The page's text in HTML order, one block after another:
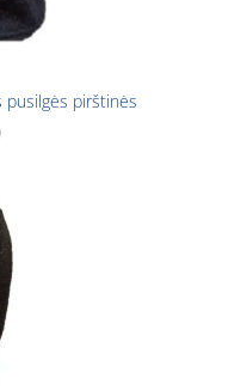
pusilgės pirštinės